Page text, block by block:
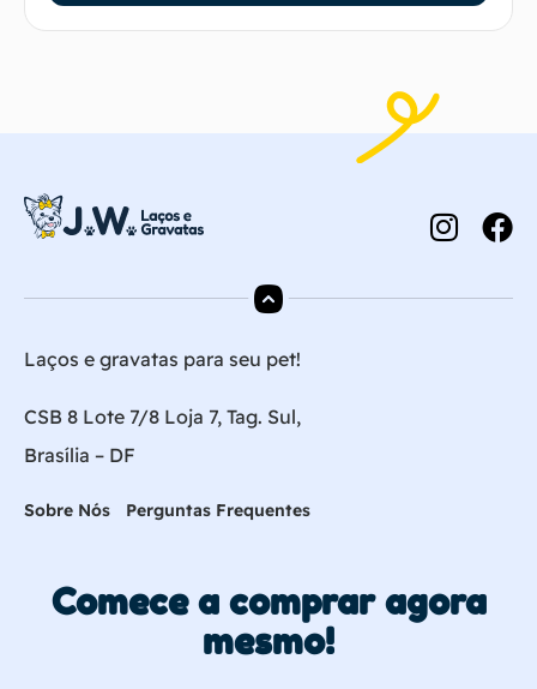
Laços e gravatas para seu pet!
CSB 8 Lote 7/8 Loja 7, Tag. Sul,
Brasília – DF
Sobre Nós Perguntas Frequentes
Comece a comprar agora
mesmo!